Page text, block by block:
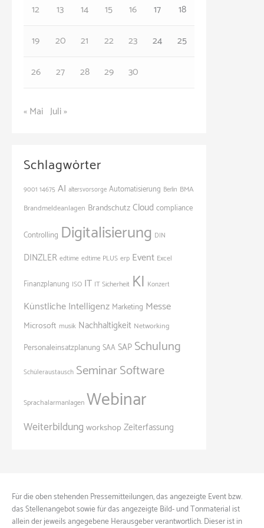
12
13 14 15 16 17
18
19
20 21 22 23 24
25
26
27 28 29 30
« Mai Juli »
Schlagwörter
9001 14675 AI altersvorsorge Automatisierung Berlin BMA
Brandmeldeanlagen BrandschutzCloud compliance
Controlling Digitalisierung DIN
DINZLER edtime edtime PLUS erp Event Excel
Finanzplanung ISO IT IT Sicherheit KI Konzert
Künstliche Intelligenz Marketing Messe
Microsoft musik Nachhaltigkeit Networking
Personaleinsatzplanung SAASAP Schulung
Schüleraustausch SeminarSoftware
Sprachalarmanlagen Webinar
Weiterbildung workshop Zeiterfassung
Für die oben stehenden Pressemitteilungen, das angezeigte Event bzw.
das Stellenangebot sowie für das angezeigte Bild- und Tonmaterial ist
allein der jeweils angegebene Herausgeber verantwortlich. Dieser ist in